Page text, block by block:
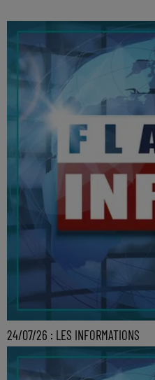
24/07/26 : LES INFORMATIONS